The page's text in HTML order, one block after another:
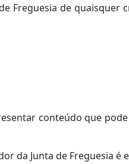
Freguesia de
conteúdo que
da Junta de Freguesia é